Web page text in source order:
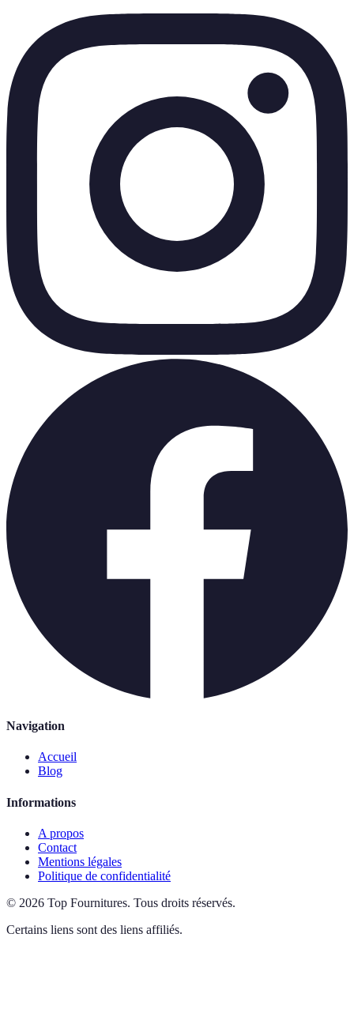
Navigation
Accueil
Blog
Informations
A propos
Contact
Mentions légales
Politique de confidentialité
© 2026 Top Fournitures. Tous droits réservés.
Certains liens sont des liens affiliés.